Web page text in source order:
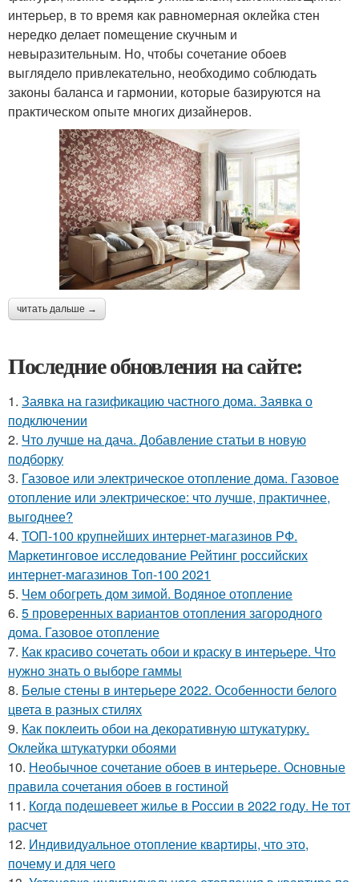
интерьер, в то время как равномерная оклейка стен
нередко делает помещение скучным и
невыразительным. Но, чтобы сочетание обоев
выглядело привлекательно, необходимо соблюдать
законы баланса и гармонии, которые базируются на
практическом опыте многих дизайнеров.
читать дальше →
Последние обновления на сайте:
1. Заявка на газификацию частного дома. Заявка о
подключении
2. Что лучше на дача. Добавление статьи в новую
подборку
3. Газовое или электрическое отопление дома. Газовое
отопление или электрическое: что лучше, практичнее,
выгоднее?
4. ТОП-100 крупнейших интернет-магазинов РФ.
Маркетинговое исследование Рейтинг российских
интернет-магазинов Топ-100 2021
5. Чем обогреть дом зимой. Водяное отопление
6. 5 проверенных вариантов отопления загородного
дома. Газовое отопление
7. Как красиво сочетать обои и краску в интерьере. Что
нужно знать о выборе гаммы
8. Белые стены в интерьере 2022. Особенности белого
цвета в разных стилях
9. Как поклеить обои на декоративную штукатурку.
Оклейка штукатурки обоями
10. Необычное сочетание обоев в интерьере. Основные
правила сочетания обоев в гостиной
11. Когда подешевеет жилье в России в 2022 году. Не тот
расчет
12. Индивидуальное отопление квартиры, что это,
почему и для чего